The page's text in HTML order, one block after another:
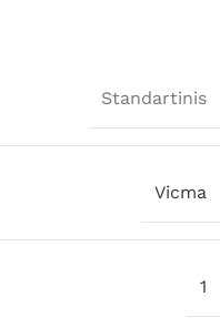
Standartinis
Vicma
1